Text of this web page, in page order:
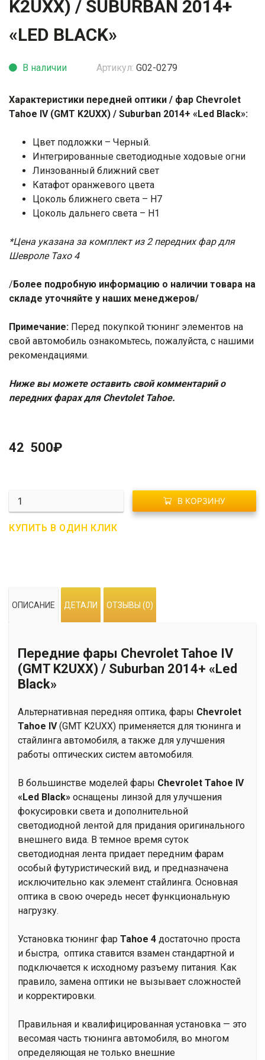
K2UXX) / SUBURBAN 2014+
«LED BLACK»
Артикул: G02-0279
В наличии
Характеристики передней оптики / фар Chevrolet
Tahoe IV (GMT K2UXX) / Suburban 2014+ «Led Black»:
Цвет подложки – Черный.
Интегрированные светодиодные ходовые огни
Линзованный ближний свет
Катафот оранжевого цвета
Цоколь ближнего света – H7
Цоколь дальнего света – H1
*Цена указана за комплект из 2 передних фар для
Шевроле Тахо 4
/Более подробную информацию о наличии товара на
складе уточняйте у наших менеджеров/
Примечание: Перед покупкой тюнинг элементов на
свой автомобиль ознакомьтесь, пожалуйста, с нашими
рекомендациями.
Ниже вы можете оставить свой комментарий о
передних фарах для Chevtolet Tahoe.
42 500₽
Количество
G02-
0279
(GMT
Suburban
2014+
«Led
В КОРЗИНУ
КУПИТЬ В ОДИН КЛИК
ОПИСАНИЕ ДЕТАЛИ ОТЗЫВЫ (0)
Передние фары Chevrolet Tahoe IV
(GMT K2UXX) / Suburban 2014+ «Led
Black»
Альтернативная передняя оптика, фары Chevrolet
Tahoe IV(GMT K2UXX) применяется для тюнинга и
стайлинга автомобиля, а также для улучшения
работы оптических систем автомобиля.
В большинстве моделей фары Chevrolet Tahoe IV
«Led Black» оснащены линзой для улучшения
фокусировки света и дополнительной
светодиодной лентой для придания оригинального
внешнего вида. В темное время суток
светодиодная лента придает передним фарам
особый футуристический вид, и предназначена
исключительно как элемент стайлинга. Основная
оптика в свою очередь несет функциональную
нагрузку.
Установка тюнинг фар Tahoe 4 достаточно проста
и быстра, оптика ставится взамен стандартной и
подключается к исходному разъему питания. Как
правило, замена оптики не вызывает сложностей
и корректировки.
Правильная и квалифицированная установка — это
весомая часть тюнинга автомобиля, во многом
определяющая не только внешние